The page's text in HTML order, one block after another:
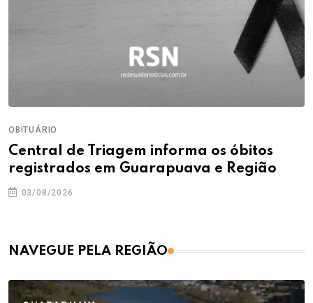
OBITUÁRIO
Central de Triagem informa os óbitos
registrados em Guarapuava e Região
03/08/2026
NAVEGUE PELA REGIÃO